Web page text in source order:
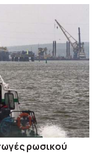
ρωσικού